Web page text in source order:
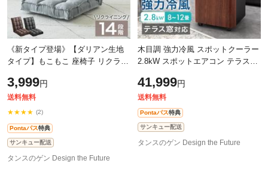
《新タイプ登場》【ダリアン生地
タイプ】もこもこ 座椅子 リクライ
子 リクライニングチェア リラック
ス
3,999円
送料無料
★★★★ (2)
Pontaパス特典
サンキュー配送
タンスのゲン Design the Future
木目調 強力冷風 スポットクーラー
2.8kW スポットエアコン テラス窓
枚 ノンドレン 移動式 家庭用 冷風
41,999円
送料無料
Pontaパス特典
サンキュー配送
タンスのゲン Design the Future